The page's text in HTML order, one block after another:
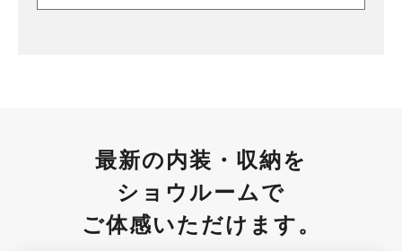
最新の内装・収納を
ショウルームで
ご体感いただけます。